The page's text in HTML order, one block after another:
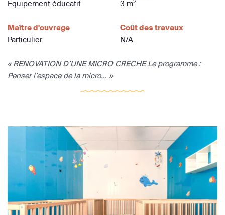
Equipement éducatif
3 m
Maître d'ouvrage
Particulier
Coût des travaux
N/A
« RENOVATION D’UNE MICRO CRECHE Le programme :
Penser l’espace de la micro... »